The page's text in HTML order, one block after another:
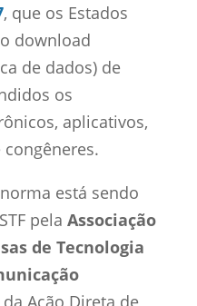
, que os Estados
download
de dados) de
os
aplicativos,
está sendo
pela Associação
de Tecnologia
Ação Direta de